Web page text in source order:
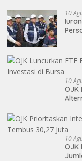
10
10
OJK
10
OJK